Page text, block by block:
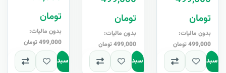
تومان
بدون مالیات:
499,000 تومان
به سبد
تومان
بدون مالیات:
499,000 تومان
افزودن به سبد
تومان
بدون مالیات:
499,000 تومان
افزودن به سبد